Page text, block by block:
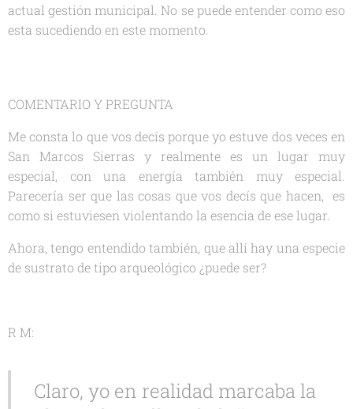
actual gestión municipal. No se puede entender como eso
esta sucediendo en este momento.
COMENTARIO Y PREGUNTA
Me consta lo que vos decís porque yo estuve dos veces en
San Marcos Sierras y realmente es un lugar muy
especial, con una energía también muy especial.
Parecería ser que las cosas que vos decís que hacen, es
como si estuviesen violentando la esencia de ese lugar.
Ahora, tengo entendido también, que allí hay una especie
de sustrato de tipo arqueológico ¿puede ser?
R M:
Claro, yo en realidad marcaba la